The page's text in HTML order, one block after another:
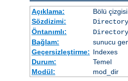
Açıklama:
Bölü
Sözdizimi:
Öntanımlı:
Bağlam:
sunucu
Geçersizleştirme: Indexes
Durum:
Temel
Modül:
mod_dir